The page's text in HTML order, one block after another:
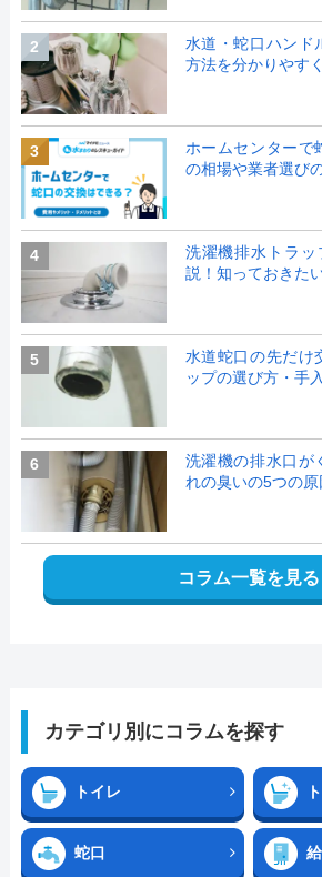
2
水道・蛇口ハンド
方法を分かりやす
3
ホームセンターで
の相場や業者選び
4
洗濯機排水トラ
説！知っておきた
5
水道蛇口の先だけ
ップの選び方・手
6
洗濯機の排水口が
れの臭いの5つの
コラム一覧を見る
カテゴリ別にコラムを探す
トイレ
蛇口